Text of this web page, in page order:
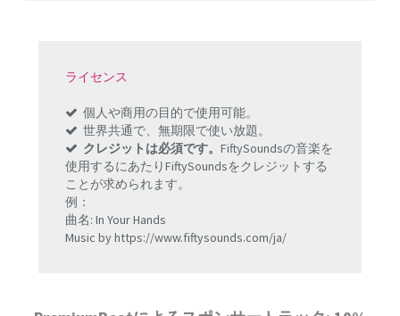
ライセンス
個人や商用の目的で使用可能。
世界共通で、無期限で使い放題。
クレジットは必須です。 FiftySoundsの音楽を
使用するにあたりFiftySoundsをクレジットする
ことが求められます。
例：
曲名: In Your Hands
Music by https://www.fiftysounds.com/ja/